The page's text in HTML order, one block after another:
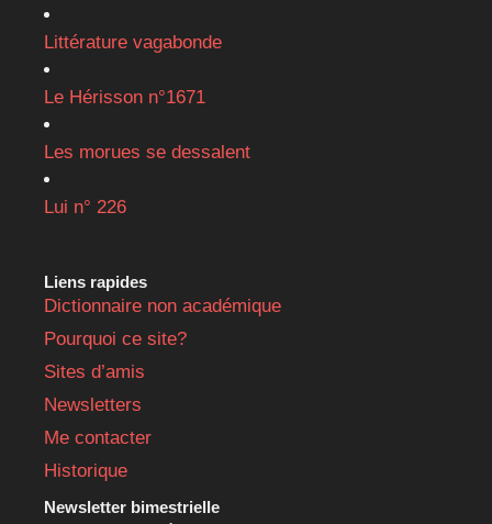
Littérature vagabonde
Le Hérisson n°1671
Les morues se dessalent
Lui n° 226
Liens rapides
Dictionnaire non académique
Pourquoi ce site?
Sites d’amis
Newsletters
Me contacter
Historique
Newsletter bimestrielle